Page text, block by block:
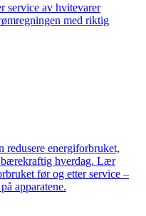
service av hvitevarer
med riktig
redusere energiforbruket,
bærekraftig hverdag. Lær
før og etter service –
apparatene.